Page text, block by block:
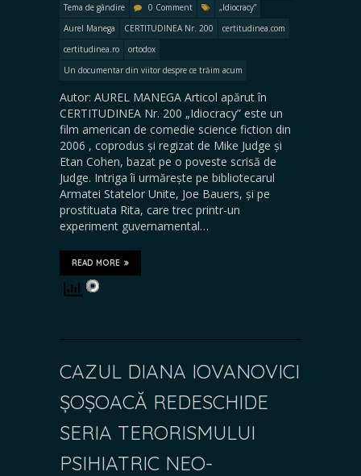
Tema de gândire
0 Comment
„Idiocracy”
Aurel Manega
CERTITUDINEA Nr. 200
certitudinea.com
certitudinea.ro
ortodox
Un documentar din viitor despre ce trăim acum
Autor: AUREL MANEGA Articol apărut în
CERTITUDINEA Nr. 200 „Idiocracy” este un
film american de comedie science fiction din
2006 , coprodus și regizat de Mike Judge și
Etan Cohen, bazat pe o poveste scrisă de
Judge. Intriga îi urmărește pe bibliotecarul
Armatei Statelor Unite, Joe Bauers, și pe
prostituata Rita, care trec printr-un
experiment guvernamental…
READ MORE
CAZUL DIANA IOVANOVICI
ȘOȘOACĂ REDESCHIDE
SERIA TERORISMULUI
PSIHIATRIC NEO-